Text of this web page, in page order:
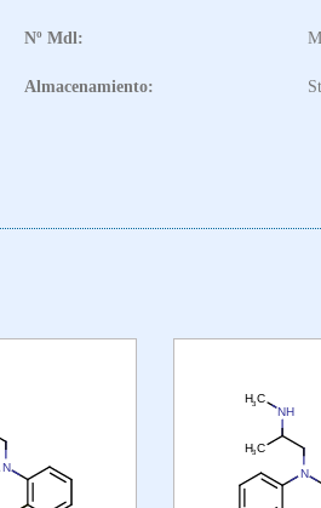
Nº Mdl:
Almacenamiento: